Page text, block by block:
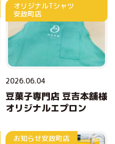
オリジナルTシャツ
安政町店
2026.06.04
豆菓子専門店 豆吉本舗様
オリジナルエプロン
お知らせ安政町店